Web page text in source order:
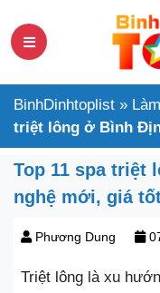
BinhDinhtoplist »
triệt lông ở Bình
Top 11 spa triệt
nghệ mới, giá
Phương Dung
Triệt lông là xu